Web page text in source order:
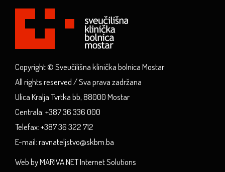
Copyright © Sveučilišna klinička bolnica Mostar
All rights reserved / Sva prava zadržana
Ulica Kralja Tvrtka bb, 88000 Mostar
Centrala: +387 36 336 000
Telefax: +387 36 322 712
E-mail: ravnateljstvo@skbm.ba
Web by MARIVA.NET Internet Solutions